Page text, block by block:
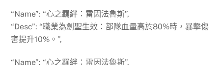
“Name”: “心之羈絆：雷因法魯斯”,
“Desc”: “職業為劍聖生效：部隊血量高於80%時，暴擊傷
害提升10%。”,
“Name”: “心之羈絆：雷因法魯斯”,